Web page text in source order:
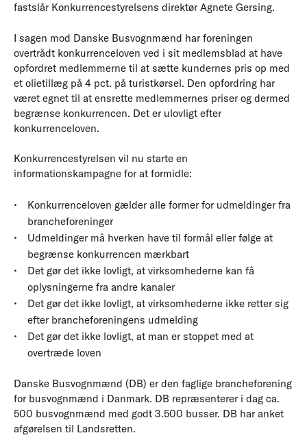
fastslår Konkurrencestyrelsens direktør Agnete Gersing.
I sagen mod Danske Busvognmænd har foreningen
overtrådt konkurrenceloven ved i sit medlemsblad at have
opfordret medlemmerne til at sætte kundernes pris op med
et olietillæg på 4 pct. på turistkørsel. Den opfordring har
været egnet til at ensrette medlemmernes priser og dermed
begrænse konkurrencen. Det er ulovligt efter
konkurrenceloven.
Konkurrencestyrelsen vil nu starte en
informationskampagne for at formidle:
Konkurrenceloven gælder alle former for udmeldinger fra
brancheforeninger
Udmeldinger må hverken have til formål eller følge at
begrænse konkurrencen mærkbart
Det gør det ikke lovligt, at virksomhederne kan få
oplysningerne fra andre kanaler
Det gør det ikke lovligt, at virksomhederne ikke retter sig
efter brancheforeningens udmelding
Det gør det ikke lovligt, at man er stoppet med at
overtræde loven
Danske Busvognmænd (DB) er den faglige brancheforening
for busvognmænd i Danmark. DB repræsenterer i dag ca.
500 busvognmænd med godt 3.500 busser. DB har anket
afgørelsen til Landsretten.